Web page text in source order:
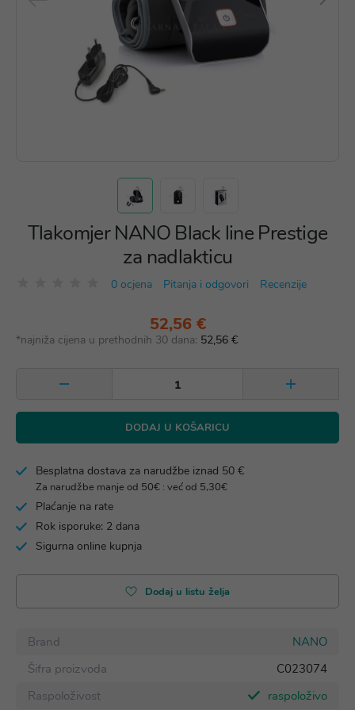
Tlakomjer NANO Black line Prestige
za nadlakticu
0 ocjena Pitanja i odgovori Recenzije
52,56 €
*najniža cijena u prethodnih 30 dana: 52,56 €
DODAJ U KOŠARICU
Besplatna dostava za narudžbe iznad 50 €
Za narudžbe manje od 50€ : već od 5,30€
Plaćanje na rate
Rok isporuke: 2 dana
Sigurna online kupnja
Dodaj u listu želja
Brand
NANO
Šifra proizvoda
C023074
Raspoloživost
raspoloživo